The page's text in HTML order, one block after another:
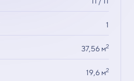
1
37,56 м2
19,6 м2